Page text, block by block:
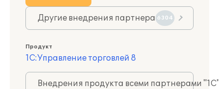
Другие внедрения партнера 6304
Продукт
1С:Управление торговлей 8
Внедрения продукта всеми партнерами